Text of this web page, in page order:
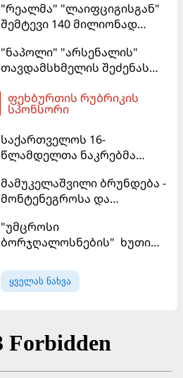
"რეალმა" "ლაიფციგისგან"
შემტევი 140 მილიონად
"ნაპოლი" "არსენალის"
თავდამსხმელის შეძენას
ფეხბურთის რუბრიკის
სპონსორი
საქართველოს 16-
წლამდელთა ნაკრებმა
მარცხით გახსნა
მამუკელაშვილი ბრუნდება -
მონტენეგროსა და
მატჩებისთვის საქართველო
მზადებას 15
"უმცროსი
ბორჯღალოსნების" ხუთი
ყველას ნახვა